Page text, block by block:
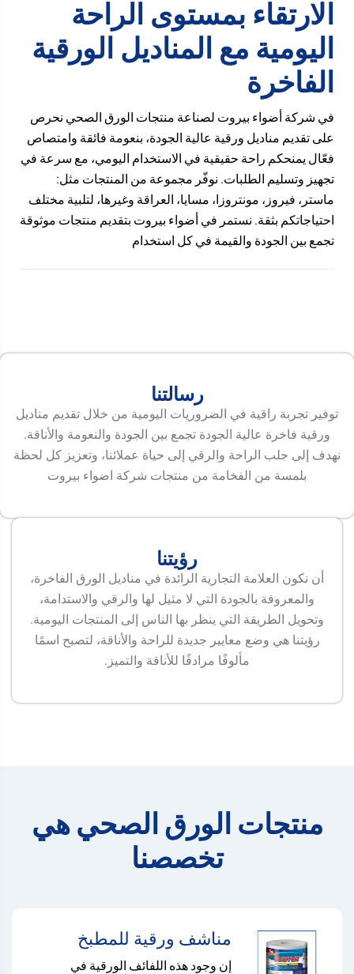
الارتقاء بمستوى الراحة
اليومية مع المناديل الورقية
الفاخرة
في شركة أضواء بيروت لصناعة منتجات الورق الصحي نحرص
على تقديم مناديل ورقية عالية الجودة، بنعومة فائقة وامتصاص
فعّال يمنحكم راحة حقيقية في الاستخدام اليومي، مع سرعة في
تجهيز وتسليم الطلبات. نوفّر مجموعة من المنتجات مثل:
ماستر، فيروز، مونتروزا، مسايا، العراقة وغيرها، لتلبية مختلف
احتياجاتكم بثقة. نستمر في أضواء بيروت بتقديم منتجات موثوقة
تجمع بين الجودة والقيمة في كل استخدام
رسالتنا
توفير تجربة راقية في الضروريات اليومية من خلال تقديم مناديل
ورقية فاخرة عالية الجودة تجمع بين الجودة والنعومة والأناقة.
نهدف إلى جلب الراحة والرقي إلى حياة عملائنا، وتعزيز كل لحظة
بلمسة من الفخامة من منتجات شركة اضواء بيروت
رؤيتنا
أن نكون العلامة التجارية الرائدة في مناديل الورق الفاخرة،
والمعروفة بالجودة التي لا مثيل لها والرقي والاستدامة،
وتحويل الطريقة التي ينظر بها الناس إلى المنتجات اليومية.
رؤيتنا هي وضع معايير جديدة للراحة والأناقة، لتصبح اسمًا
مألوفًا مرادفًا للأناقة والتميز.
منتجات الورق الصحي هي
تخصصنا
مناشف ورقية للمطبخ
إن وجود هذه اللفائف الورقية في